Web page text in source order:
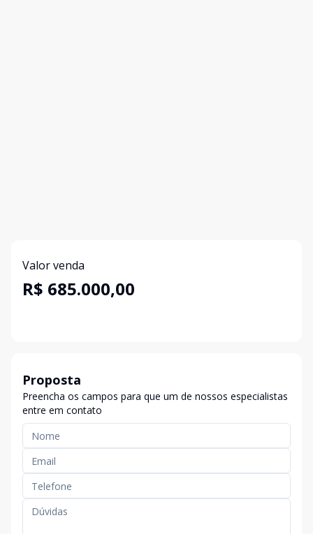
Valor venda
R$ 685.000,00
Proposta
Preencha os campos para que um de nossos especialistas
entre em contato